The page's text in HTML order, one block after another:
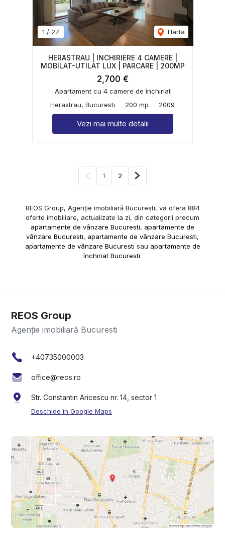
1 / 27 Harta
HERASTRAU | INCHIRIERE 4 CAMERE |
MOBILAT-UTILAT LUX | PARCARE | 200MP
2,700 €
Apartament cu 4 camere de închiriat
Herastrau, Bucuresti
200 mp 2009
Vezi mai multe detalii
Pagina anterioară
1 2 Pagina următoare
REOS Group, Agenție imobiliară Bucuresti, va ofera 884
oferte imobiliare, actualizate la zi, din categorii precum
apartamente de vânzare Bucuresti, apartamente de
vânzare Bucuresti, apartamente de vânzare Bucuresti,
apartamente de vânzare Bucuresti sau apartamente de
închiriat Bucuresti.
REOS Group
Agenție imobiliară Bucuresti
+40735000003
office@reos.ro
Str. Constantin Aricescu nr. 14, sector 1
Deschide în Google Maps